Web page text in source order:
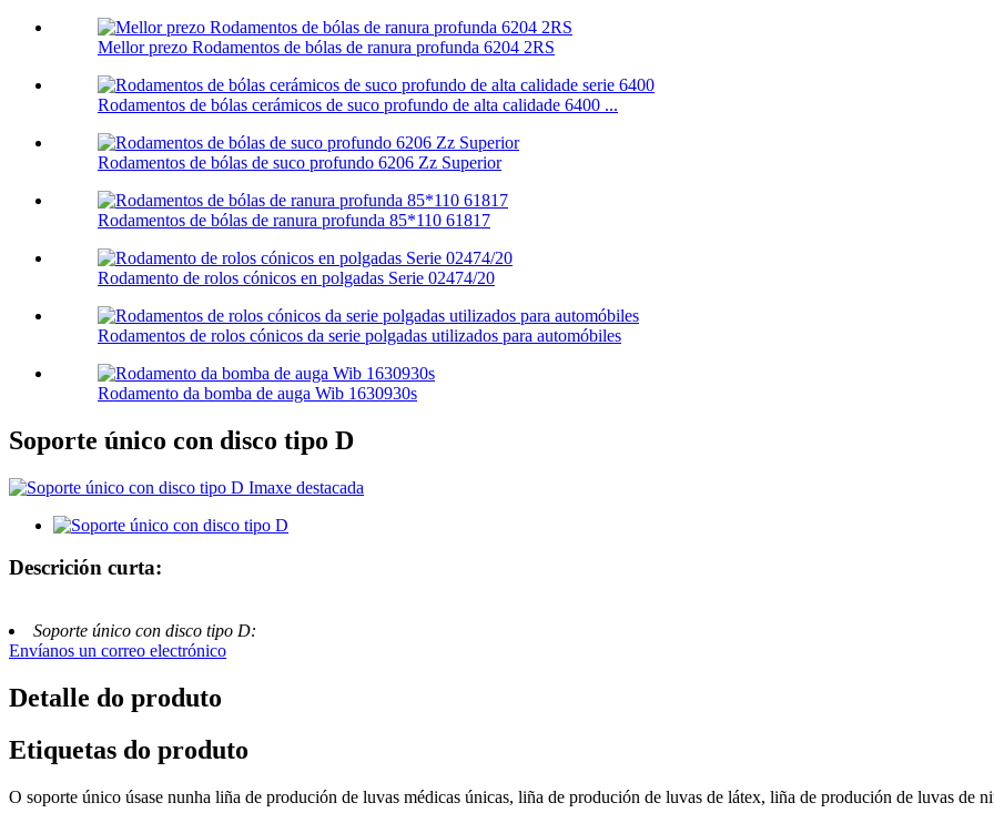
Mellor prezo Rodamentos de bólas de ranura profunda 6204 2RS
Rodamentos de bólas cerámicos de suco profundo de alta calidade 6400 ...
Rodamentos de bólas de suco profundo 6206 Zz Superior
Rodamentos de bólas de ranura profunda 85*110 61817
Rodamento de rolos cónicos en polgadas Serie 02474/20
Rodamentos de rolos cónicos da serie polgadas utilizados para automóbiles
Rodamento da bomba de auga Wib 1630930s
Soporte único con disco tipo D
Descrición curta:
Soporte único con disco tipo D:
Envíanos un correo electrónico
Detalle do produto
Etiquetas do produto
O soporte único úsase nunha liña de produción de luvas médicas únicas, liña de produción de luvas de látex, liña de produción de luvas de